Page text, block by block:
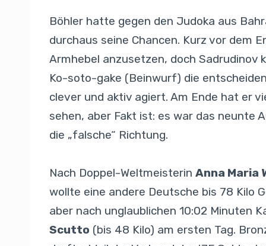
Böhler hatte gegen den Judoka aus
durchaus seine Chancen. Kurz vor dem
Armhebel anzusetzen, doch Sadrudinov
Ko-soto-gake (Beinwurf) die
clever und aktiv agiert. Am Ende hat er
sehen, aber Fakt ist: es war das neunte
die „falsche“ Richtung.
Nach Doppel-Weltmeisterin Anna Maria
wollte eine andere Deutsche bis 78 Kilo
aber nach unglaublichen 10:02 Minuten
Scutto (bis 48 Kilo) am ersten Tag.